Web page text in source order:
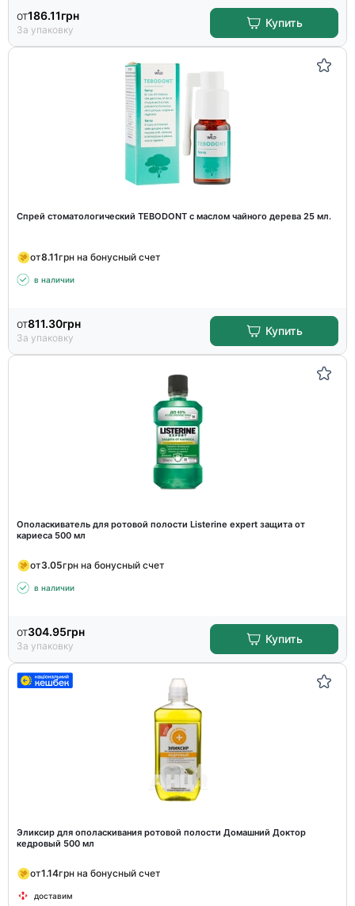
от186.11грн
За упаковку
Купить
Спрей стоматологический TEBODONT с маслом чайного дерева 25 мл.
от8.11грн на бонусный счет
в наличии
от811.30грн
За упаковку
Купить
Ополаскиватель для ротовой полости Listerine expert защита от
кариеса 500 мл
от3.05грн на бонусный счет
в наличии
от304.95грн
За упаковку
Купить
Эликсир для ополаскивания ротовой полости Домашний Доктор
кедровый 500 мл
от1.14грн на бонусный счет
доставим